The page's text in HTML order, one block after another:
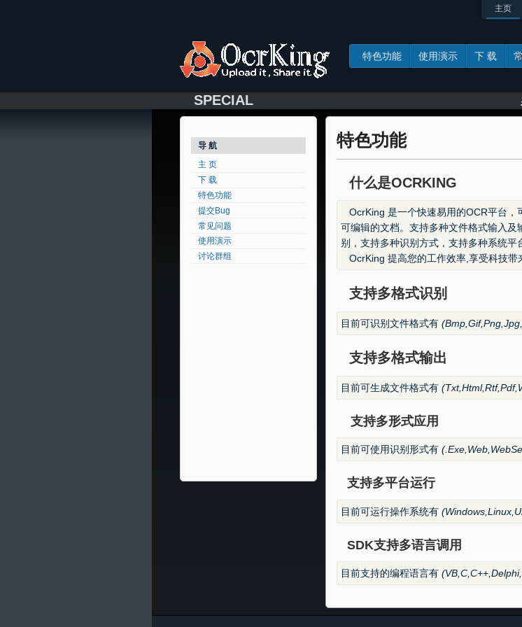
主页
特色功能 使用演示 下 载
SPECIAL
导 航
主 页
下 载
特色功能
提交Bug
常见问题
使用演示
讨论群组
特色功能
什么是OCRKING
OcrKing 是一个快速易用的OCR平台，
可编辑的文档。支持多种文件格式输入
别，支持多种识别方式，支持多种系统平
OcrKing 提高您的工作效率,享受科技带
支持多格式识别
目前可识别文件格式有
支持多格式输出
目前可生成文件格式有
支持多形式应用
目前可使用识别形式有
支持多平台运行
目前可运行操作系统有
SDK支持多语言调用
目前支持的编程语言有